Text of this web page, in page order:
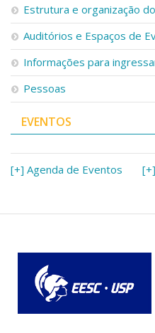
Estrutura e organização
Auditórios e Espaços de
Informações para
Pessoas
EVENTOS
[+] Agenda de Eventos